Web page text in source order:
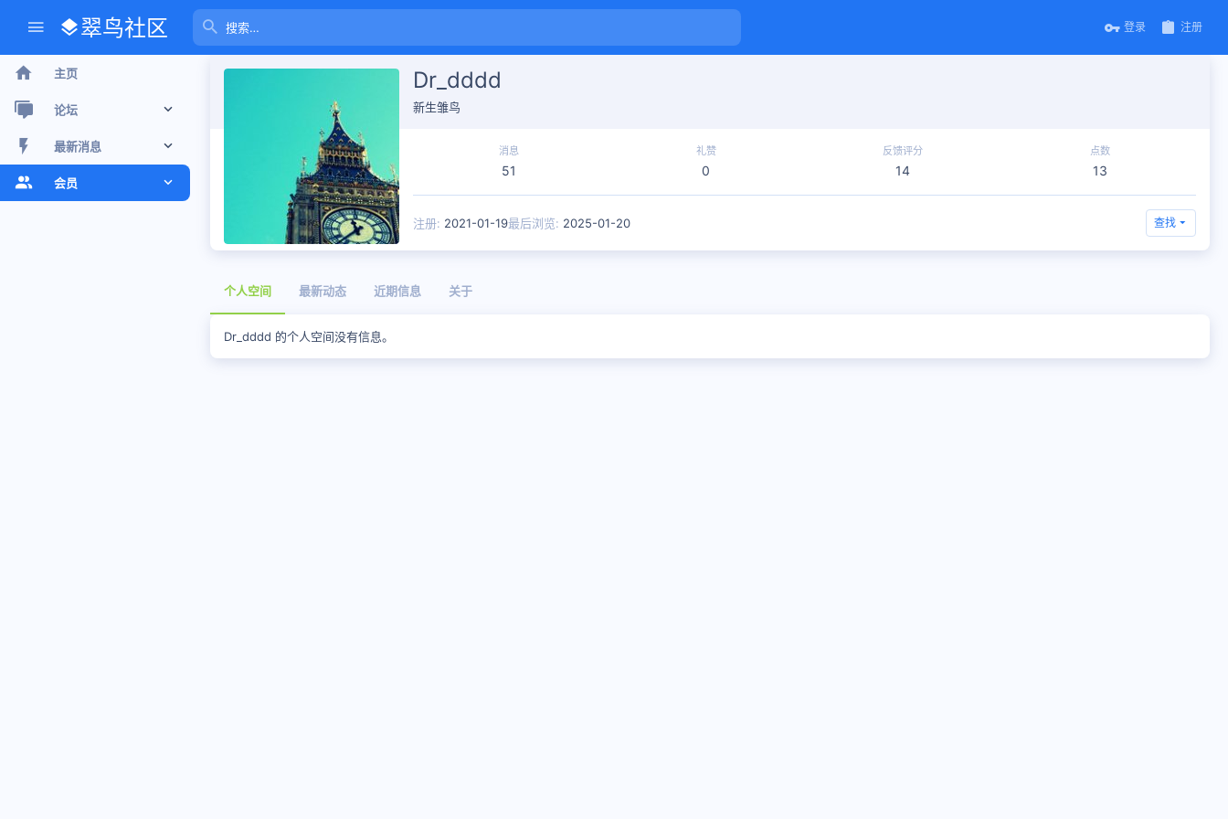
翠鸟社区 登录 注册
主页
论坛
新帖
最近话题
最新消息
新帖 会员
Dr_dddd
新生雏鸟
消息
51
礼赞
0
反馈评分
14
点数
13
注册 2021-01-19最后浏览 2025-01-20 查找
个人空间 最新动态 近期信息 关于
Dr_dddd 的个人空间没有信息。